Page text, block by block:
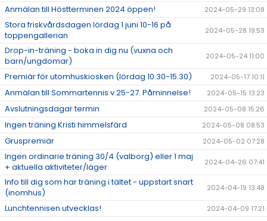
Anmälan till Höstterminen 2024 öppen! 2024-05-29 13:08
Stora friskvårdsdagen lördag 1 juni 10-16 på
toppengallerian
2024-05-28 19:53
Drop-in-träning - boka in dig nu (vuxna och
barn/ungdomar)
2024-05-24 11:00
Premiär för utomhuskiosken (lördag 10.30-15.30) 2024-05-17 10:11
Anmälan till Sommartennis v.25-27. Påminnelse! 2024-05-15 13:23
Avslutningsdagar termin 2024-05-08 15:26
Ingen träning Kristi himmelsfärd 2024-05-08 08:53
Gruspremiär 2024-05-02 07:28
Ingen ordinarie träning 30/4 (valborg) eller 1 maj
+ aktuella aktiviteter/läger
2024-04-26 07:41
Info till dig som har träning i tältet - uppstart snart
(inomhus)
2024-04-19 13:48
Lunchtennisen utvecklas! 2024-04-09 17:21